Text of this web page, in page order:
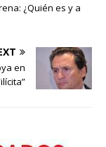
¿Quién es y a
en